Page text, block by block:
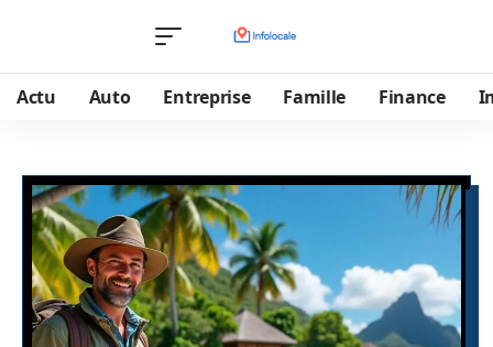
Actu Auto Entreprise Famille Finance